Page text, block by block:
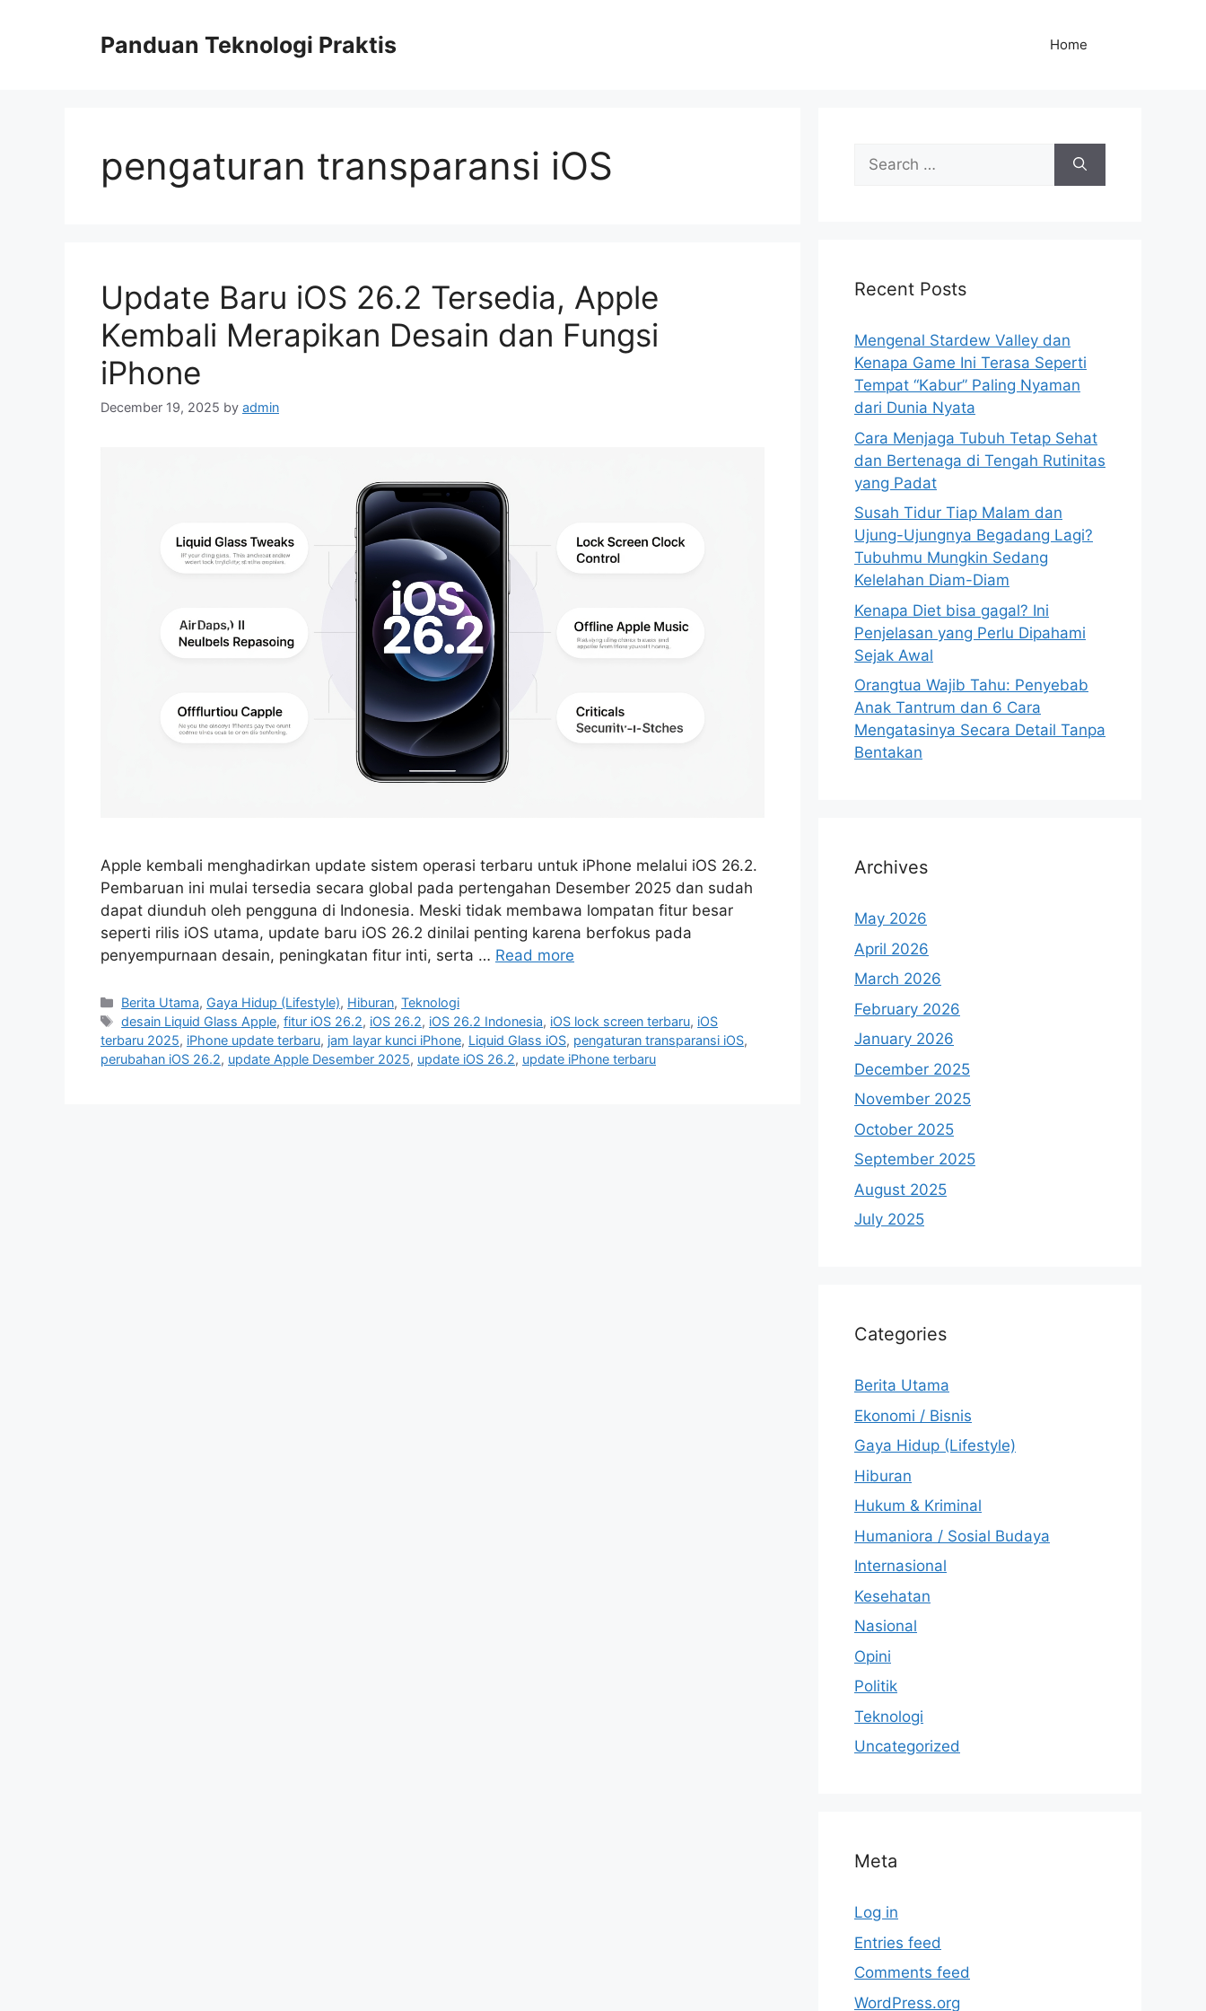
Panduan Teknologi Praktis Home
pengaturan transparansi iOS
Update Baru iOS 26.2 Tersedia, Apple
Kembali Merapikan Desain dan Fungsi
iPhone
December 19, 2025 by admin
Apple kembali menghadirkan update sistem operasi terbaru untuk iPhone melalui iOS 26.2.
Pembaruan ini mulai tersedia secara global pada pertengahan Desember 2025 dan sudah
dapat diunduh oleh pengguna di Indonesia. Meski tidak membawa lompatan fitur besar
seperti rilis iOS utama, update baru iOS 26.2 dinilai penting karena berfokus pada
penyempurnaan desain, peningkatan fitur inti, serta … Read more
C
a
t
e
Berita Utama, Gaya Hidup (Lifestyle), Hiburan,Teknologi
T
a
g
desain Liquid Glass Apple,fitur iOS 26.2, iOS 26.2, iOS 26.2 Indonesia, iOS lock screen terbaru, iOS
terbaru 2025, iPhone update terbaru, jam layar kunci iPhone, Liquid Glass iOS, pengaturan transparansi iOS,
perubahan iOS 26.2, update Apple Desember 2025, update iOS 26.2, update iPhone terbaru
f
r
:
Recent Posts
Mengenal Stardew Valley dan
Kenapa Game Ini Terasa Seperti
Tempat “Kabur” Paling Nyaman
dari Dunia Nyata
Cara Menjaga Tubuh Tetap Sehat
dan Bertenaga di Tengah Rutinitas
yang Padat
Susah Tidur Tiap Malam dan
Ujung-Ujungnya Begadang Lagi?
Tubuhmu Mungkin Sedang
Kelelahan Diam-Diam
Kenapa Diet bisa gagal? Ini
Penjelasan yang Perlu Dipahami
Sejak Awal
Orangtua Wajib Tahu: Penyebab
Anak Tantrum dan 6 Cara
Mengatasinya Secara Detail Tanpa
Bentakan
Archives
May 2026
April 2026
March 2026
February 2026
January 2026
December 2025
November 2025
October 2025
September 2025
August 2025
July 2025
Categories
Berita Utama
Ekonomi / Bisnis
Gaya Hidup (Lifestyle)
Hiburan
Hukum & Kriminal
Humaniora / Sosial Budaya
Internasional
Kesehatan
Nasional
Opini
Politik
Teknologi
Uncategorized
Meta
Log in
Entries feed
Comments feed
WordPress.org